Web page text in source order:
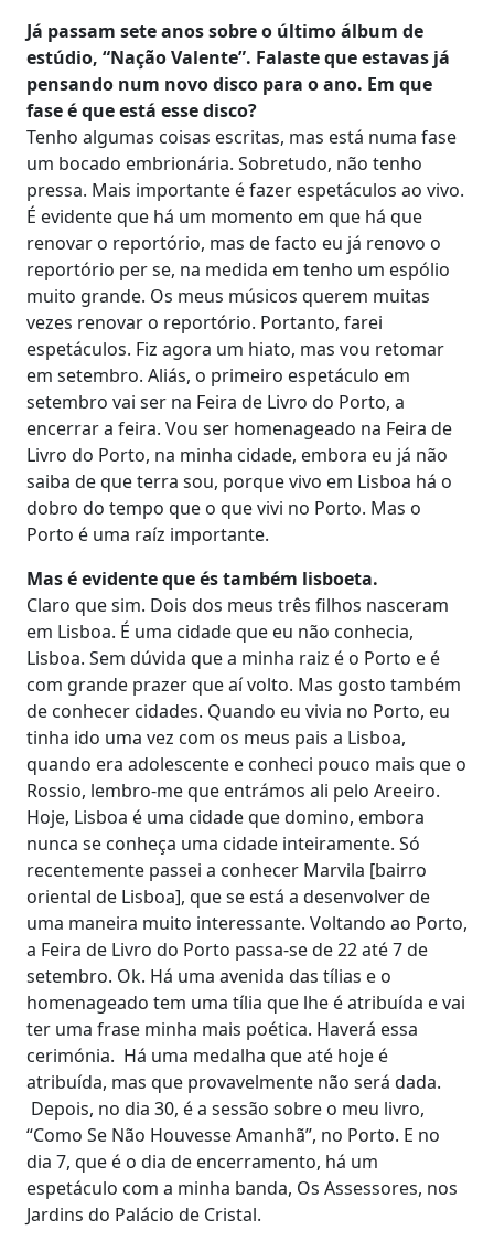
Já passam sete anos sobre o último álbum de
estúdio, “Nação Valente”. Falaste que estavas já
pensando num novo disco para o ano. Em que
fase é que está esse disco?
Tenho algumas coisas escritas, mas está numa fase
um bocado embrionária. Sobretudo, não tenho
pressa. Mais importante é fazer espetáculos ao vivo.
É evidente que há um momento em que há que
renovar o reportório, mas de facto eu já renovo o
reportório per se, na medida em tenho um espólio
muito grande. Os meus músicos querem muitas
vezes renovar o reportório. Portanto, farei
espetáculos. Fiz agora um hiato, mas vou retomar
em setembro. Aliás, o primeiro espetáculo em
setembro vai ser na Feira de Livro do Porto, a
encerrar a feira. Vou ser homenageado na Feira de
Livro do Porto, na minha cidade, embora eu já não
saiba de que terra sou, porque vivo em Lisboa há o
dobro do tempo que o que vivi no Porto. Mas o
Porto é uma raíz importante.
Mas é evidente que és também lisboeta.
Claro que sim. Dois dos meus três filhos nasceram
em Lisboa. É uma cidade que eu não conhecia,
Lisboa. Sem dúvida que a minha raiz é o Porto e é
com grande prazer que aí volto. Mas gosto também
de conhecer cidades. Quando eu vivia no Porto, eu
tinha ido uma vez com os meus pais a Lisboa,
quando era adolescente e conheci pouco mais que o
Rossio, lembro-me que entrámos ali pelo Areeiro.
Hoje, Lisboa é uma cidade que domino, embora
nunca se conheça uma cidade inteiramente. Só
recentemente passei a conhecer Marvila [bairro
oriental de Lisboa], que se está a desenvolver de
uma maneira muito interessante. Voltando ao Porto,
a Feira de Livro do Porto passa-se de 22 até 7 de
setembro. Ok. Há uma avenida das tílias e o
homenageado tem uma tília que lhe é atribuída e vai
ter uma frase minha mais poética. Haverá essa
cerimónia. Há uma medalha que até hoje é
atribuída, mas que provavelmente não será dada.
Depois, no dia 30, é a sessão sobre o meu livro,
“Como Se Não Houvesse Amanhã”, no Porto. E no
dia 7, que é o dia de encerramento, há um
espetáculo com a minha banda, Os Assessores, nos
Jardins do Palácio de Cristal.